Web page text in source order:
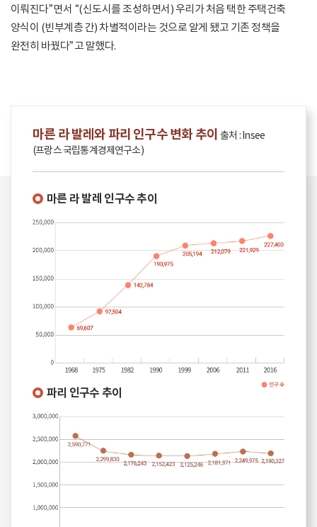
이뤄진다”면서 “(신도시를 조성하면서) 우리가 처음 택한 주택건축
양식이 (빈부계층 간) 차별적이라는 것으로 알게 됐고 기존 정책을
완전히 바꿨다”고 말했다.
마른 라 발레와 파리 인구수 변화 추이출처 : Insee
(프랑스 국립통계경제연구소)
마른 라 발레 인구수 추이
파리 인구수 추이